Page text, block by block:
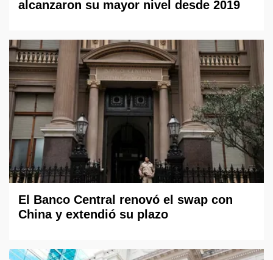
alcanzaron su mayor nivel desde 2019
El Banco Central renovó el swap con
China y extendió su plazo